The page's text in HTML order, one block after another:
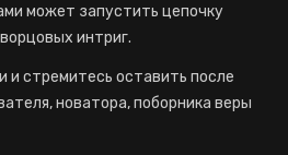
может запустить цепочку
интриг.
и стремитесь оставить после
новатора, поборника веры